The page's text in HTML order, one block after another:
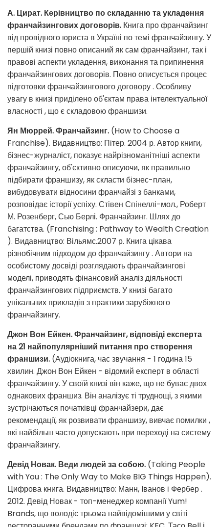
А. Цират. Керівництво по складанню та укладення
франчайзингових договорів. Книга про франчайзинг
від провідного юриста в Україні по темі франчайзингу. У
першій книзі повно описаний як сам франчайзинг, так і
правові аспекти укладення, виконання та припинення
франчайзингових договорів. Повно описується процес
підготовки франчайзингового договору . Особливу
увагу в книзі приділено об'єктам права інтелектуальної
власності , що є складовою франшизи.
Ян Мюррей. Франчайзинг. (How to Choose a
Franchise). Видавництво: Пітер. 2004 р. Автор книги,
бізнес-журналіст, показує найрізноманітніші аспекти
франчайзингу, об'єктивно описуючи, як правильно
підбирати франшизу, як скласти бізнес-план,
вибудовувати відносини франчайзі з банками,
розповідає історії успіху. Стівен Спінеллі-мол., Роберт
М. Розенберг, Сью Берлі. Франчайзинг. Шлях до
багатства. (Franchising : Pathway to Wealth Creation
). Видавництво: Вільямс.2007 р. Книга цікава
різнобічним підходом до франчайзингу . Автори на
особистому досвіді розглядають франчайзингові
моделі, приводять фінансовий аналіз діяльності
франчайзингових підприємств. У книзі багато
унікальних прикладів з практики зарубіжного
франчайзингу.
Джон Вон Ейкен. Франчайзинг, відповіді експерта
на 21 найпопулярніший питання про створення
франшизи. (Аудіокнига, час звучання - 1 година 15
хвилин. Джон Вон Ейкен - відомий експерт в області
франчайзингу. У своїй книзі він каже, що не буває двох
однакових франшиз. Він аналізує ті труднощі, з якими
зустрічаються початківці франчайзери, дає
рекомендації, як розвивати франшизу, вивчає помилки ,
які найбільш часто допускають при переході на систему
франчайзингу.
Девід Новак. Веди людей за собою. (Taking People
with You : The Only Way to Make BIG Things Happen).
Цифрова книга. Видавництво: Манн, Іванов і Фербер .
2012. Девід Новак - топ-менеджер компанії Yum!
Brands, що володіє трьома найвідомішими у світі